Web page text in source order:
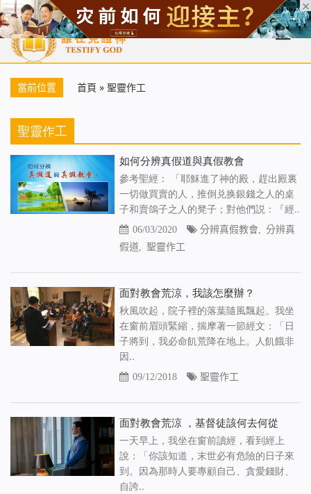
首頁 每日靈糧 天國福音 基督徒見證 信仰解答 聖經
當前位置 首頁 » 聖靈作工
聖靈作工
如何分辨真假道與真假教會
參考聖經： 「耶穌進了神的殿，趕出殿裏
一切做買賣的人，推倒兑换銀錢之人的桌
子和賣鴿子之人的凳子；對他們説：『經..
06/03/2020 分辨真假教會, 分辨真
假道, 聖靈作工
面對教會荒涼，我該怎麼辦？
秋風吹起，院子裡的落葉隨風飄起。我坐
在窗前眉頭緊縮，揣摩著一節經文：「日
子將到，我必命飢荒降在地上。人飢餓非
因..
09/12/2018 聖靈作工
面對教會荒涼 ，基督徒該何去何從
一天早上，我坐在窗前讀經，看到經上
說：「你該知道，末世必有危險的日子來
到。因為那時人要專顧自己、貪愛錢財、
自誇..